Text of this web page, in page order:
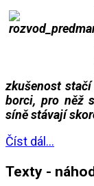
zkušenost
borci, pro něž
síně stávají
Číst dál...
Texty -